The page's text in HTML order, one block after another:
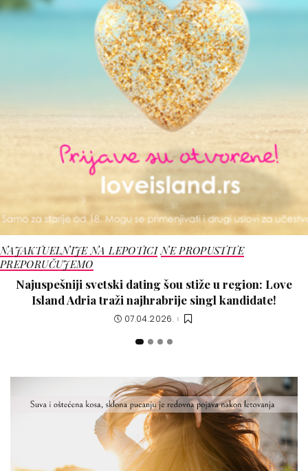
NAJAKTUELNIJE NA LEPOTICI NE PROPUSTITE
PREPORUČUJEMO
Najuspešniji svetski dating šou stiže u region: Love
Island Adria traži najhrabrije singl kandidate!
07.04.2026.